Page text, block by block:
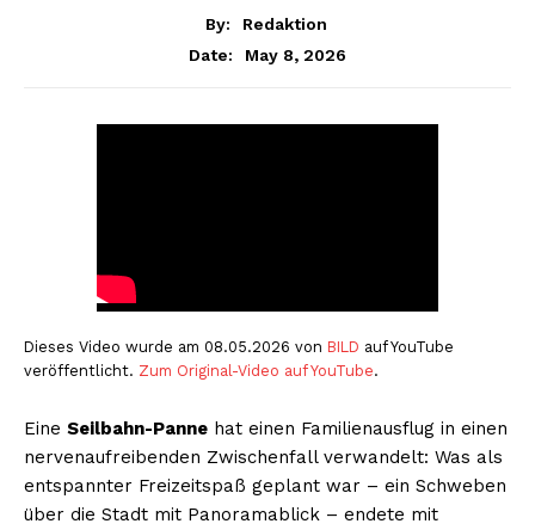
By:
Redaktion
Date:
May 8, 2026
Dieses Video wurde am 08.05.2026 von BILD auf YouTube
veröffentlicht. Zum Original-Video auf YouTube.
Eine Seilbahn-Panne hat einen Familienausflug in einen
nervenaufreibenden Zwischenfall verwandelt: Was als
entspannter Freizeitspaß geplant war – ein Schweben
über die Stadt mit Panoramablick – endete mit